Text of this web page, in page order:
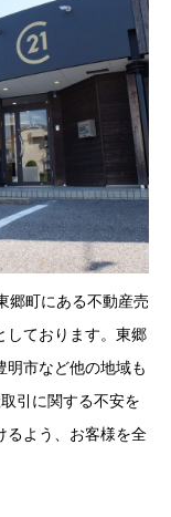
町にある不動産売
しております。東郷
市など他の地域も
引に関する不安を
るよう、お客様を全